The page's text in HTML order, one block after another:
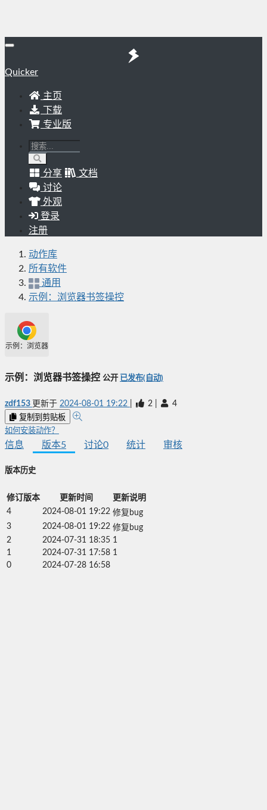
Quicker
主页
下载
专业版
分享
文档
讨论
外观
登录
注册
动作库
所有软件
通用
示例：浏览器书签操控
示例：浏览器书签操控
示例：浏览器书签操控 公开 已发布(自动)
zdf153 更新于 2024-08-01 19:22 2 4
复制到剪贴板
如何安装动作？
信息 版本5 讨论0 统计 审核
版本历史
修订版本 更新时间
更新说明
4
2024-08-01 19:22 修复bug
3
2024-08-01 19:22 修复bug
2
2024-07-31 18:35 1
1
2024-07-31 17:58 1
0
2024-07-28 16:58